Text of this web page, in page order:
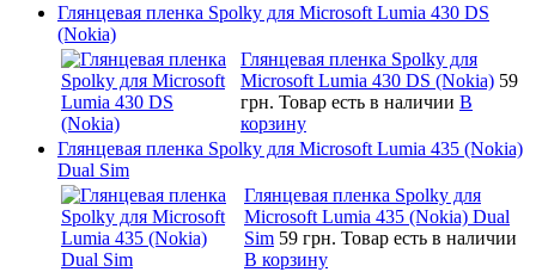
Глянцевая пленка Spolky для Microsoft Lumia 430 DS
(Nokia)
Глянцевая пленка Spolky для
Microsoft Lumia 430 DS (Nokia) 59
грн. Товар есть в наличии В
корзину
Глянцевая пленка Spolky для Microsoft Lumia 435 (Nokia)
Dual Sim
Глянцевая пленка Spolky для
Microsoft Lumia 435 (Nokia) Dual
Sim 59 грн. Товар есть в наличии
В корзину